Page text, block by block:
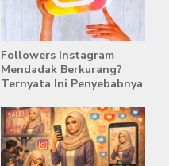
Followers Instagram
Mendadak Berkurang?
Ternyata Ini Penyebabnya